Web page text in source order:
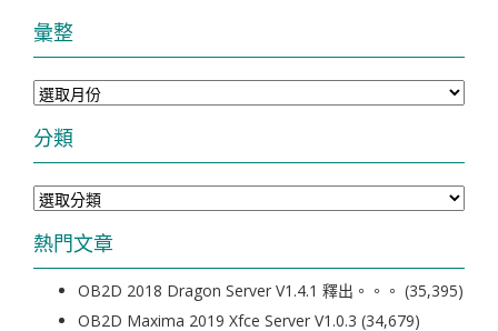
彙整
彙
整
分類
分
類
熱門文章
OB2D 2018 Dragon Server V1.4.1 釋出。。。 (35,395)
OB2D Maxima 2019 Xfce Server V1.0.3 (34,679)